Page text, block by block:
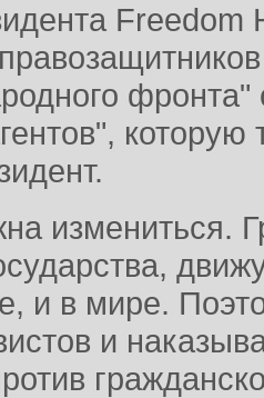
фронта"
измениться.
и в мире.
и